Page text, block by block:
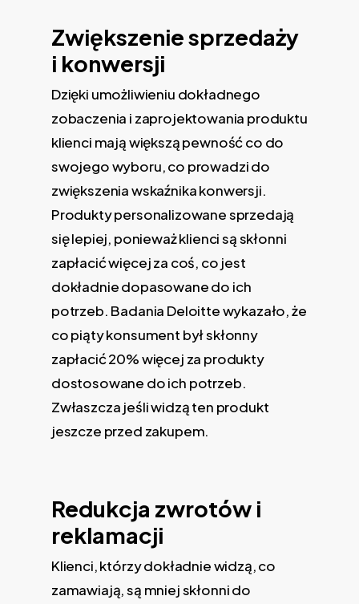
Zwiększenie sprzedaży
i konwersji
Dzięki umożliwieniu dokładnego
zobaczenia i zaprojektowania produktu
klienci mają większą pewność co do
swojego wyboru, co prowadzi do
zwiększenia wskaźnika konwersji.
Produkty personalizowane sprzedają
się lepiej, ponieważ klienci są skłonni
zapłacić więcej za coś, co jest
dokładnie dopasowane do ich
potrzeb. Badania Deloitte wykazało, że
co piąty konsument był skłonny
zapłacić 20% więcej za produkty
dostosowane do ich potrzeb.
Zwłaszcza jeśli widzą ten produkt
jeszcze przed zakupem.
Redukcja zwrotów i
reklamacji
Klienci, którzy dokładnie widzą, co
zamawiają, są mniej skłonni do